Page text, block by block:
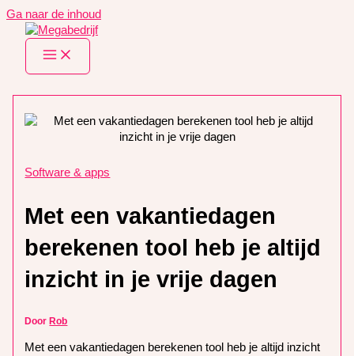
Ga naar de inhoud
Software & apps
Met een vakantiedagen
berekenen tool heb je altijd
inzicht in je vrije dagen
DoorRob
Met een vakantiedagen berekenen tool heb je altijd inzicht